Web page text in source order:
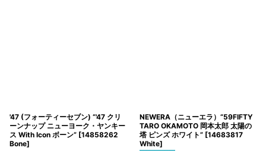
'47 (フォーティーセブン) “'47 クリ
ーンナップ ニューヨーク・ヤンキー
ス With Icon ボーン” [14858262
Bone]
NEWERA（ニューエラ）“59FIFTY
TARO OKAMOTO 岡本太郎 太陽の
塔 ピンズ ホワイト” [14683817
White]